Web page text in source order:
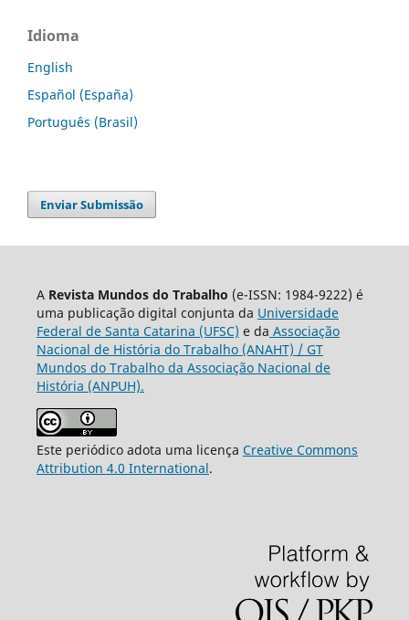
Idioma
English
Español (España)
Português (Brasil)
Enviar Submissão
A Revista Mundos do Trabalho (e-ISSN: 1984-9222) é
uma publicação digital conjunta da Universidade
Federal de Santa Catarina (UFSC) e da Associação
Nacional de História do Trabalho (ANAHT) / GT
Mundos do Trabalho da Associação Nacional de
História (ANPUH).
Este periódico adota uma licença Creative Commons
Attribution 4.0 International.